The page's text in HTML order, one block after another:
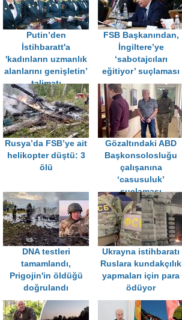
Putin’den
İstihbaratt'a
'kadınların uzmanlık
alanlarını genişletin’
talimatı
FSB Başkanından,
İngiltere’ye
‘sabotajcıları
eğitiyor’ suçlaması
Rusya’da FSB’ye ait
helikopter düştü: 3
ölü
Gözaltındaki ABD
Başkonsolosluğu
çalışanına
‘casusuluk’
suçlaması
DNA testleri
tamamlandı,
Prigojin'in öldüğü
doğrulandı
Ukrayna istihbaratı
Ruslara kundakçılık
yapmaları için para
ödüyor